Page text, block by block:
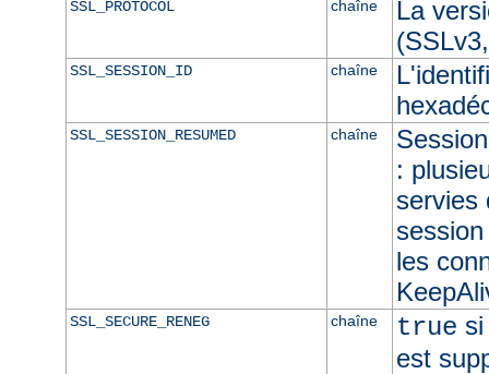
SSL_PROTOCOL chaîne
La
SSL_SESSION_ID chaîne
SSL_SESSION_RESUMED chaîne
:
servies
les
SSL_SECURE_RENEG chaîne true
est